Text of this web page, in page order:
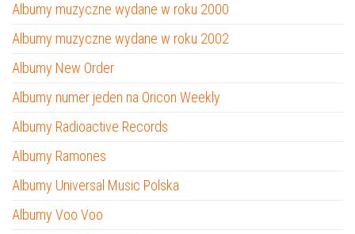
Albumy muzyczne wydane w roku 2000
Albumy muzyczne wydane w roku 2002
Albumy New Order
Albumy numer jeden na Oricon Weekly
Albumy Radioactive Records
Albumy Ramones
Albumy Universal Music Polska
Albumy Voo Voo